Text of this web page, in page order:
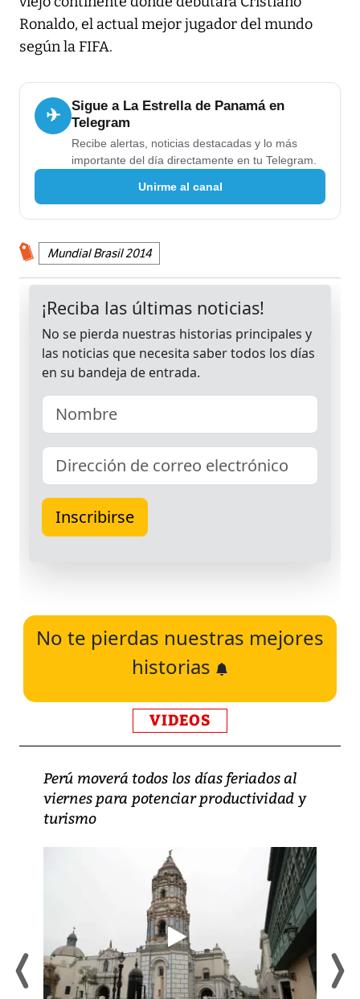
Ronaldo, el actual mejor jugador del mundo
según la FIFA.
✈
Sigue a La Estrella de Panamá en
Telegram
Recibe alertas, noticias destacadas y lo más
importante del día directamente en tu Telegram.
Unirme al canal
Mundial Brasil 2014
No te pierdas nuestras mejores
historias
VIDEOS
Perú moverá todos los días feriados al
viernes para potenciar productividad y
turismo